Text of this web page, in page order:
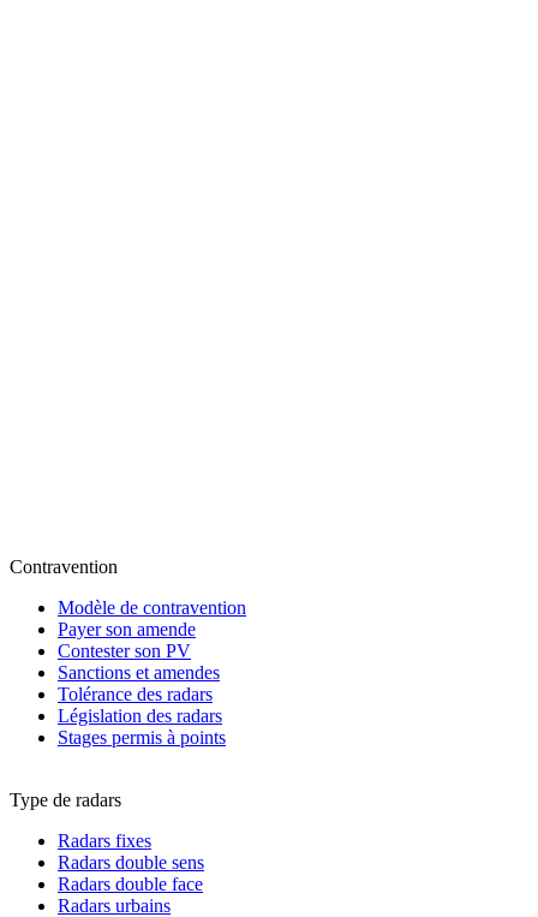
Contravention
Modèle de contravention
Payer son amende
Contester son PV
Sanctions et amendes
Tolérance des radars
Législation des radars
Stages permis à points
Type de radars
Radars fixes
Radars double sens
Radars double face
Radars urbains